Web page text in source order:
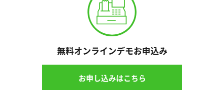
無料オンラインデモお申込み
お申し込みはこちら